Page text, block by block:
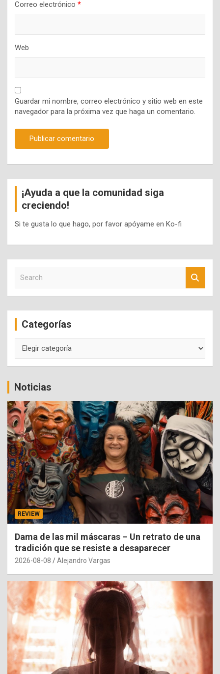
Correo electrónico *
Web
Guardar mi nombre, correo electrónico y sitio web en este
navegador para la próxima vez que haga un comentario.
¡Ayuda a que la comunidad siga
creciendo!
Si te gusta lo que hago, por favor apóyame en Ko-fi
c
Categorías
Noticias
REVIEW
Dama de las mil máscaras – Un retrato de una
tradición que se resiste a desaparecer
2026-08-08 Alejandro Vargas